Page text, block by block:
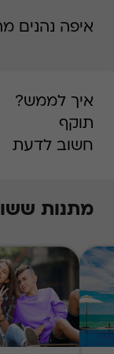
איפה נהנים
איך לממש?
תוקף
חשוב לדעת
* בעונת
האירוח על
ותידרש
המפורט
מתנות